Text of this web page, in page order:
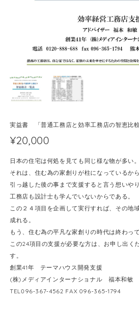
実益書 「普通工務店と効率工務店の智恵比較
¥20,000
日本の住宅は何処を見ても同じ様な物が多い。
それは、住む為の家創りが柱になっているから
引っ越した後の事まで支援すると言う想いや
工務店も設計士も学んでいないからである。
この２４項目を企画して実行すれば、その地
成れる。
もう、住む為の平凡な家創りの時代は終わっ
この24項目の支援が必要な方は、お申し出く
す。
創業41年 テーマハウス開発支援
(株)メディアインターナショナル 福本和敏
TEL096-367-4562 FAX 096-365-1794